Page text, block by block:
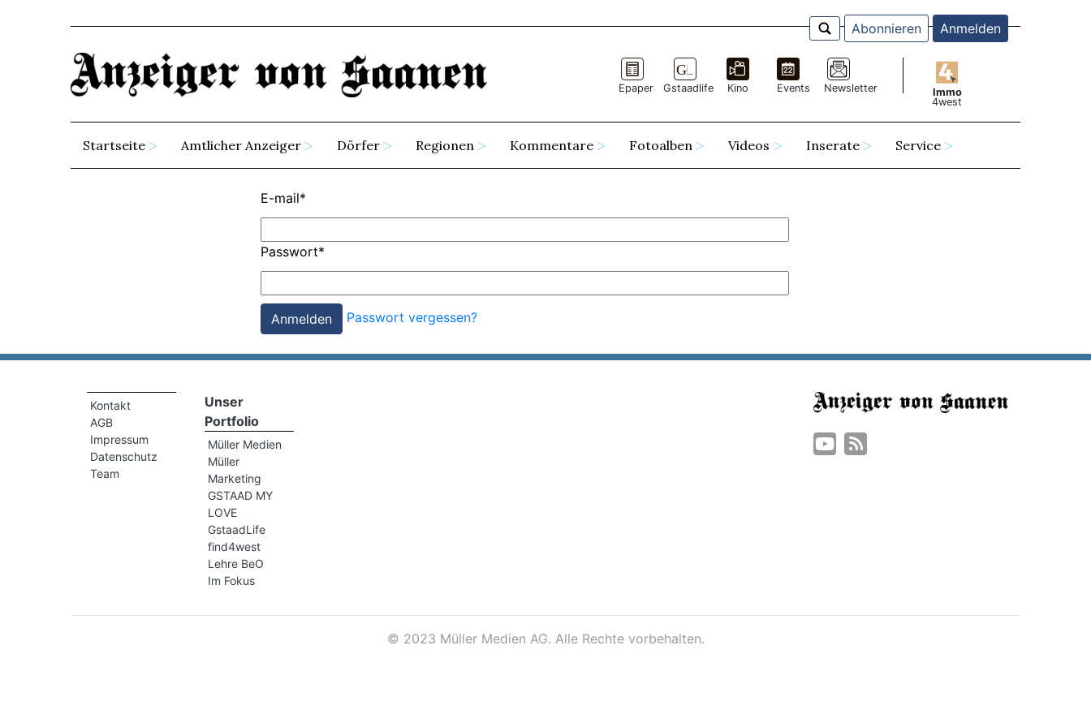
Abonnieren Anmelden
Epaper Gstaadlife Kino Events Newsletter
Immo
4west
Startseite Amtlicher Anzeiger Dörfer Regionen Kommentare Fotoalben Videos Inserate Service
E-mail*
Passwort*
Passwort vergessen?
Kontakt
AGB
Impressum
Datenschutz
Team
Unser
Portfolio
Müller Medien
Müller
Marketing
GSTAAD MY
LOVE
GstaadLife
find4west
Lehre BeO
Im Fokus
© 2023 Müller Medien AG. Alle Rechte vorbehalten.